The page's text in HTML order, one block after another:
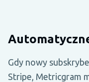
Gdy nowy
Stripe, Metricgram